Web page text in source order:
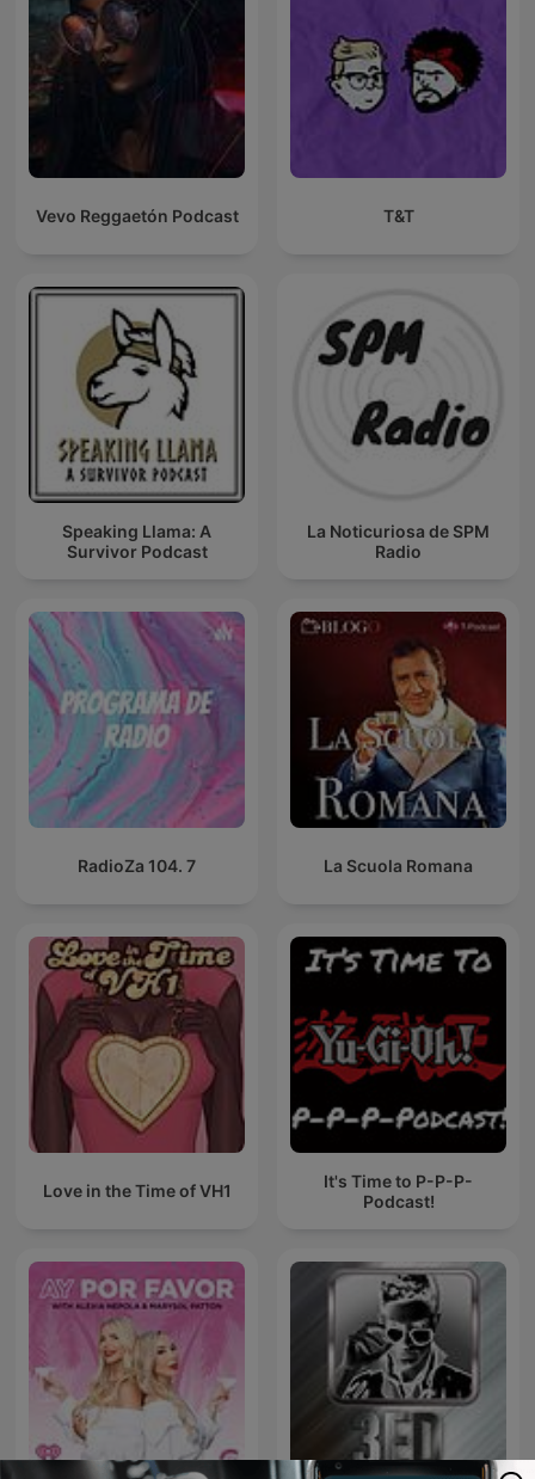
Vevo Reggaetón Podcast T&T
Speaking Llama: A
Survivor Podcast
La Noticuriosa de SPM
Radio
RadioZa 104. 7 La Scuola Romana
Love in the Time of VH1
It's Time to P-P-P-
Podcast!